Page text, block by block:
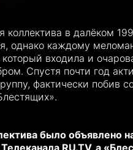
коллектива в далёком
однако каждому
входила и
Спустя почти год
фактически побив
было объявлено
RU.TV, а